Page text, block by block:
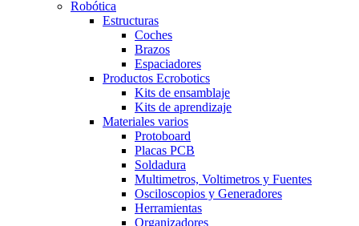
Robótica
Estructuras
Coches
Brazos
Espaciadores
Productos Ecrobotics
Kits de ensamblaje
Kits de aprendizaje
Materiales varios
Protoboard
Placas PCB
Soldadura
Multimetros, Voltimetros y Fuentes
Osciloscopios y Generadores
Herramientas
Organizadores